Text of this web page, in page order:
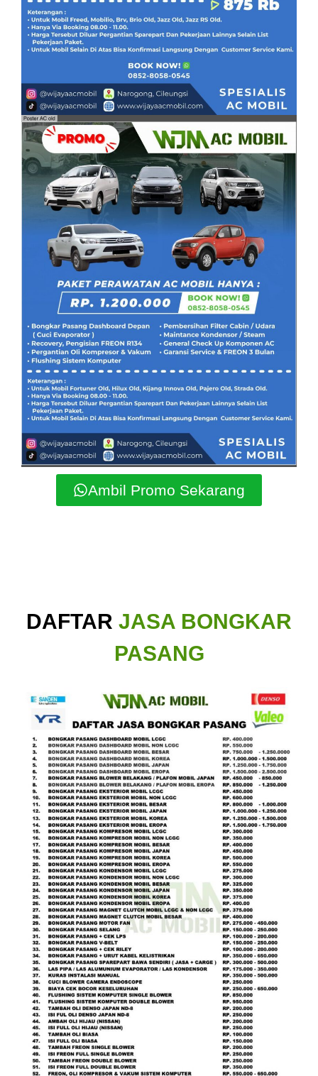
Ambil Promo Sekarang
DAFTAR JASA BONGKAR
PASANG